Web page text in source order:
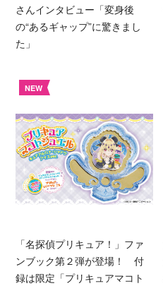
さんインタビュー「変身後
の“あるギャップ”に驚きまし
た」
NEW
「名探偵プリキュア！」ファ
ンブック第２弾が登場！ 付
録は限定「プリキュアマコト